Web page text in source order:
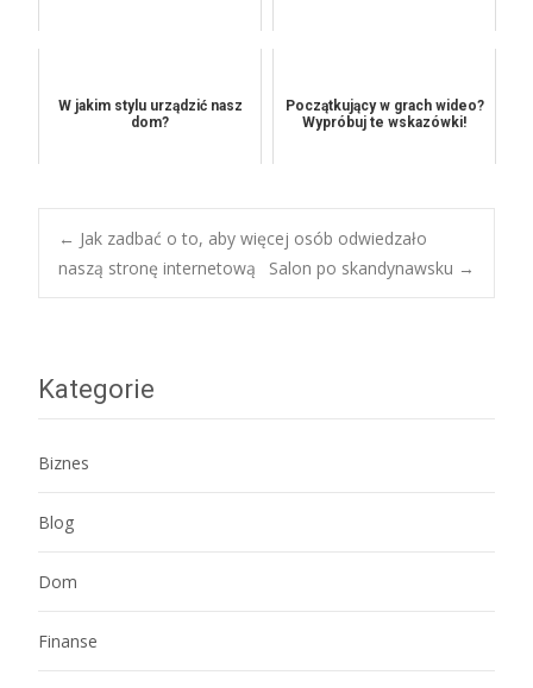
W jakim stylu urządzić nasz
dom?
Początkujący w grach wideo?
Wypróbuj te wskazówki!
Post
← Jak zadbać o to, aby więcej osób odwiedzało
naszą stronę internetową
Salon po skandynawsku →
Kategorie
Biznes
Blog
Dom
Finanse